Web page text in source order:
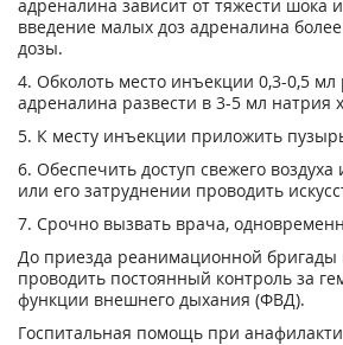
адреналина зависит от тяжести шока
введение малых доз адреналина
дозы.
4. Обколоть место инъекции 0,3-0,5
адреналина развести в 3-5 мл натрия
5. К месту инъекции приложить
6. Обеспечить доступ свежего
или его затруднении проводить
7. Срочно вызвать врача,
До приезда реанимационной
проводить постоянный контроль за
функции внешнего дыхания (ФВД).
Госпитальная помощь при